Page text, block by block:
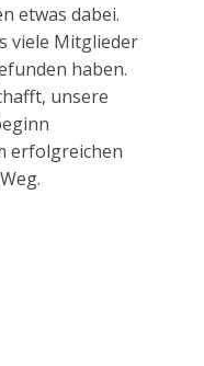
etwas dabei.
viele Mitglieder
haben.
unsere
erfolgreichen